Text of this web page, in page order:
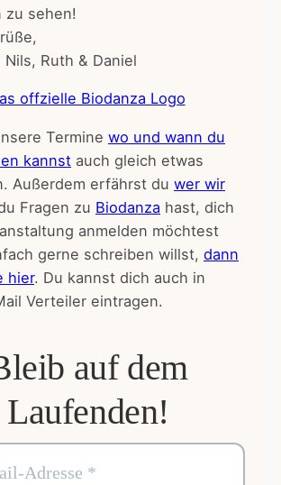
zu sehen!
Nils, Ruth & Daniel
Termine wo und wann du
kannst auch gleich etwas
Außerdem erfährst du wer wir
Fragen zu Biodanza hast, dich
anmelden möchtest
gerne schreiben willst, dann
hier. Du kannst dich auch in
Verteiler eintragen.
auf dem
Laufenden!